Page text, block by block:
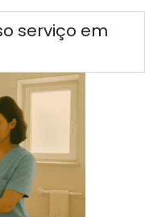
serviço em